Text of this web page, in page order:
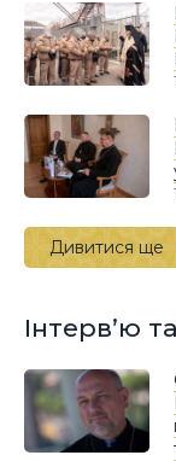
Дивитися ще
Інтерв’ю